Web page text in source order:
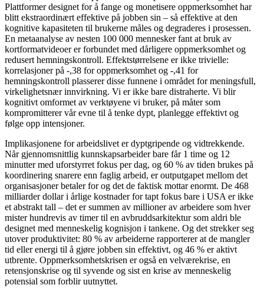
Plattformer designet for å fange og monetisere oppmerksomhet har
blitt ekstraordinært effektive på jobben sin – så effektive at den
kognitive kapasiteten til brukerne måles og degraderes i prosessen.
En metaanalyse av nesten 100 000 mennesker fant at bruk av
kortformatvideoer er forbundet med dårligere oppmerksomhet og
redusert hemningskontroll. Effektstørrelsene er ikke trivielle:
korrelasjoner på -,38 for oppmerksomhet og -,41 for
hemningskontroll plasserer disse funnene i området for meningsfull,
virkelighetsnær innvirkning. Vi er ikke bare distraherte. Vi blir
kognitivt omformet av verktøyene vi bruker, på måter som
kompromitterer vår evne til å tenke dypt, planlegge effektivt og
følge opp intensjoner.
Implikasjonene for arbeidslivet er dyptgripende og vidtrekkende.
Når gjennomsnittlig kunnskapsarbeider bare får 1 time og 12
minutter med uforstyrret fokus per dag, og 60 % av tiden brukes på
koordinering snarere enn faglig arbeid, er outputgapet mellom det
organisasjoner betaler for og det de faktisk mottar enormt. De 468
milliarder dollar i årlige kostnader for tapt fokus bare i USA er ikke
et abstrakt tall – det er summen av millioner av arbeidere som hver
mister hundrevis av timer til en avbruddsarkitektur som aldri ble
designet med menneskelig kognisjon i tankene. Og det strekker seg
utover produktivitet: 80 % av arbeiderne rapporterer at de mangler
tid eller energi til å gjøre jobben sin effektivt, og 46 % er aktivt
utbrente. Oppmerksomhetskrisen er også en velværekrise, en
retensjonskrise og til syvende og sist en krise av menneskelig
potensial som forblir uutnyttet.